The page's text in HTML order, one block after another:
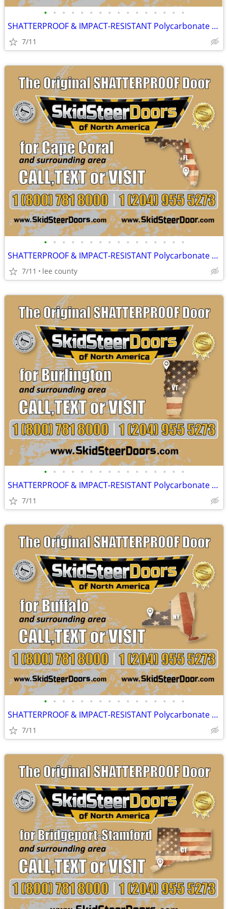
• • • • • • • • • • • • • • • •
SHATTERPROOF & IMPACT-RESISTANT Polycarbonate Skid Steer Door Kits
7/11
• • • • • • • • • • • • • • • •
SHATTERPROOF & IMPACT-RESISTANT Polycarbonate Skid Steer Door Kits
7/11 lee county
• • • • • • • • • • • • • • • •
SHATTERPROOF & IMPACT-RESISTANT Polycarbonate Skid Steer Door Kits
7/11
• • • • • • • • • • • • • • • •
SHATTERPROOF & IMPACT-RESISTANT Polycarbonate Skid Steer Door Kits
7/11